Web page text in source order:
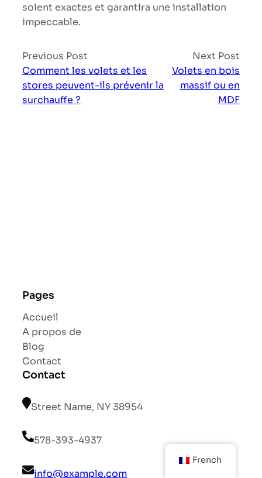
soient exactes et garantira une installation
impeccable.
Previous Post
Comment les volets et les
stores peuvent-ils prévenir la
surchauffe ?
Next Post
Volets en bois
massif ou en
MDF
Pages
Accueil
A propos de
Blog
Contact
Contact
Street Name, NY 38954
578-393-4937
info@example.com
French